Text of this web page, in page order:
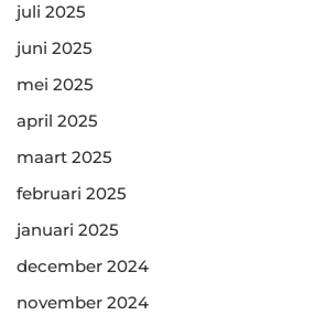
juli 2025
juni 2025
mei 2025
april 2025
maart 2025
februari 2025
januari 2025
december 2024
november 2024